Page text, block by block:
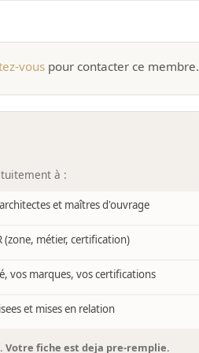
vous pour contacter ce membre.
à :
et maîtres d'ouvrage
(zone, métier, certification)
vos marques, vos certifications
et mises en relation
Votre fiche est deja pre-remplie.